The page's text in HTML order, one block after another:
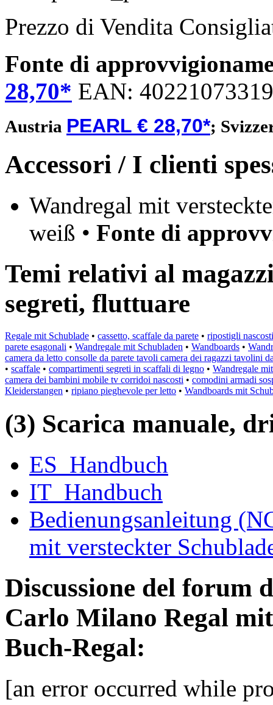
Prezzo di Vendita
Fonte di
28,70* EAN:
Austria PEARL € 28,70*;
Accessori / I clienti
Wandregal mit
weiß • Fonte di
Temi relativi al
segreti, fluttuare
Regale mit Schublade • cassetto, scaffale da parete • ripostigli
parete esagonali • Wandregale mit Schubladen • Wandboards •
camera da letto consolle da parete tavoli camera dei ragazzi tavolini
• scaffale • compartimenti segreti in scaffali di legno • Wandregale
camera dei bambini mobile tv corridoi nascosti • comodini armadi
Kleiderstangen • ripiano pieghevole per letto • Wandboards mit
(3) Scarica manuale,
ES_Handbuch
IT_Handbuch
Bedienungsanleitung
mit versteckter
Discussione del forum
Carlo Milano Regal
Buch-Regal:
[an error occurred while